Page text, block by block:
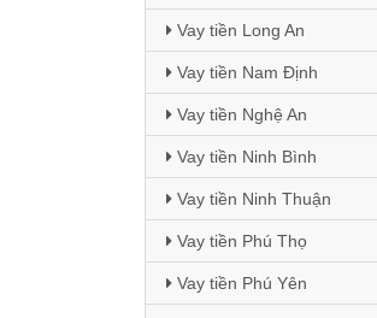
Vay tiền Long An
Vay tiền Nam Định
Vay tiền Nghệ An
Vay tiền Ninh Bình
Vay tiền Ninh Thuận
Vay tiền Phú Thọ
Vay tiền Phú Yên